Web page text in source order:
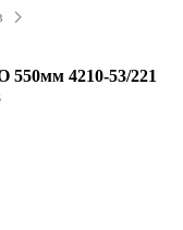
550мм 4210-53/221